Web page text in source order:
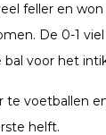
feller en
De 0-1
voor het
te voetballen
helft.